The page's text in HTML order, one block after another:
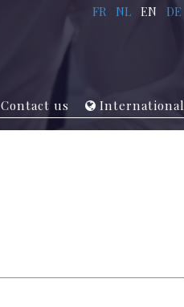
FR NL EN DE
Contact us International